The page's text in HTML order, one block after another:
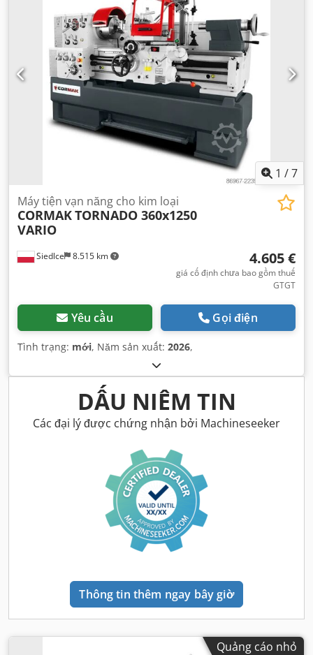
1 /7
Siedlce 8.515 km
Máy tiện vạn năng cho kim loại
CORMAKTORNADO 360x1250
VARIO
4.605 €
giá cố định chưa bao gồm thuế
GTGT
Yêu cầu Gọi điện
Tình trạng: mới, Năm sản xuất: 2026,
DẤU NIÊM TIN
Các đại lý được chứng nhận bởi Machineseeker
Thông tin thêm ngay bây giờ
Quảng cáo nhỏ